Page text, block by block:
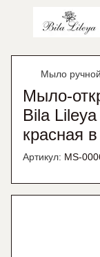
Мыло
Мыло-
Bila
красная
Артикул: MS-